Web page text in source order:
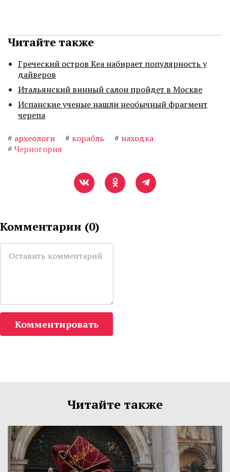
Читайте также
Греческий остров Кеа набирает популярность у
дайверов
Итальянский винный салон пройдет в Москве
Испанские ученые нашли необычный фрагмент
черепа
# археологи # корабль # находка
# Черногория
Комментарии (0)
Комментировать
Читайте также